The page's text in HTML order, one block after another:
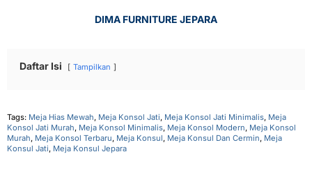
DIMA FURNITURE JEPARA
Daftar Isi Tampilkan
Tags: Meja Hias Mewah, Meja Konsol Jati, Meja Konsol Jati Minimalis, Meja
Konsol Jati Murah, Meja Konsol Minimalis, Meja Konsol Modern, Meja Konsol
Murah, Meja Konsol Terbaru, Meja Konsul, Meja Konsul Dan Cermin, Meja
Konsul Jati, Meja Konsul Jepara